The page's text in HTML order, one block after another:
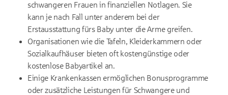
schwangeren Frauen in finanziellen Notlagen. Sie
kann je nach Fall unter anderem bei der
Erstausstattung fürs Baby unter die Arme greifen.
Organisationen wie die Tafeln, Kleiderkammern oder
Sozialkaufhäuser bieten oft kostengünstige oder
kostenlose Babyartikel an.
Einige Krankenkassen ermöglichen Bonusprogramme
oder zusätzliche Leistungen für Schwangere und